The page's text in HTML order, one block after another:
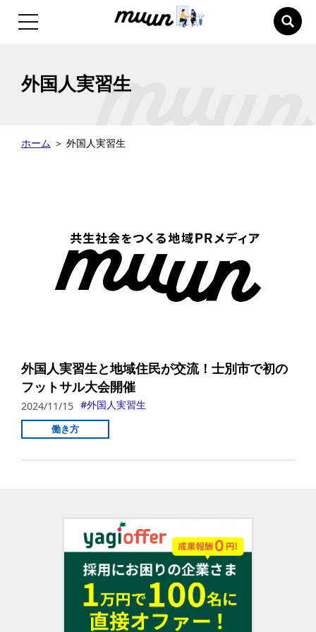
外国人実習生
ホーム ＞ 外国人実習生
外国人実習生と地域住民が交流！士別市で初の
フットサル大会開催
2024/11/15 外国人実習生
働き方